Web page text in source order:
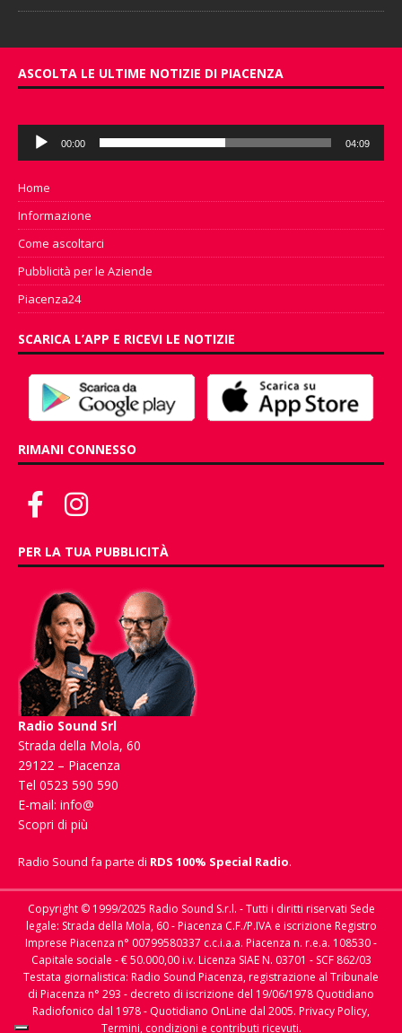
ASCOLTA LE ULTIME NOTIZIE DI PIACENZA
Audio
Player
00:00 04:09
Home
Informazione
Come ascoltarci
Pubblicità per le Aziende
Piacenza24
SCARICA L’APP E RICEVI LE NOTIZIE
RIMANI CONNESSO
PER LA TUA PUBBLICITÀ
Radio Sound Srl
Strada della Mola, 60
29122 – Piacenza
Tel 0523 590 590
E-mail: info@
Scopri di più
Radio Sound fa parte di RDS 100% Special Radio.
Copyright © 1999/2025 Radio Sound S.r.l. - Tutti i diritti riservati Sede
legale: Strada della Mola, 60 - Piacenza C.F./P.IVA e iscrizione Registro
Imprese Piacenza n° 00799580337 c.c.i.a.a. Piacenza n. r.e.a. 108530 -
Capitale sociale - € 50.000,00 i.v. Licenza SIAE N. 03701 - SCF 862/03
Testata giornalistica: Radio Sound Piacenza, registrazione al Tribunale
di Piacenza n° 293 - decreto di iscrizione del 19/06/1978 Quotidiano
Radiofonico dal 1978 - Quotidiano OnLine dal 2005. Privacy Policy,
Termini, condizioni e contributi ricevuti.